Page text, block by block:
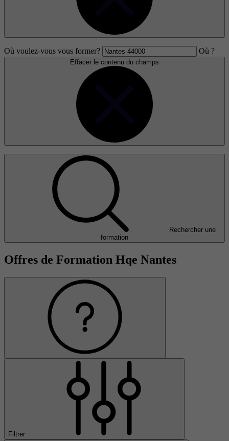
Où voulez-vous vous former? Où ?
Effacer le contenu du champs
Rechercher une
formation
Offres de Formation Hqe Nantes
Filtrer